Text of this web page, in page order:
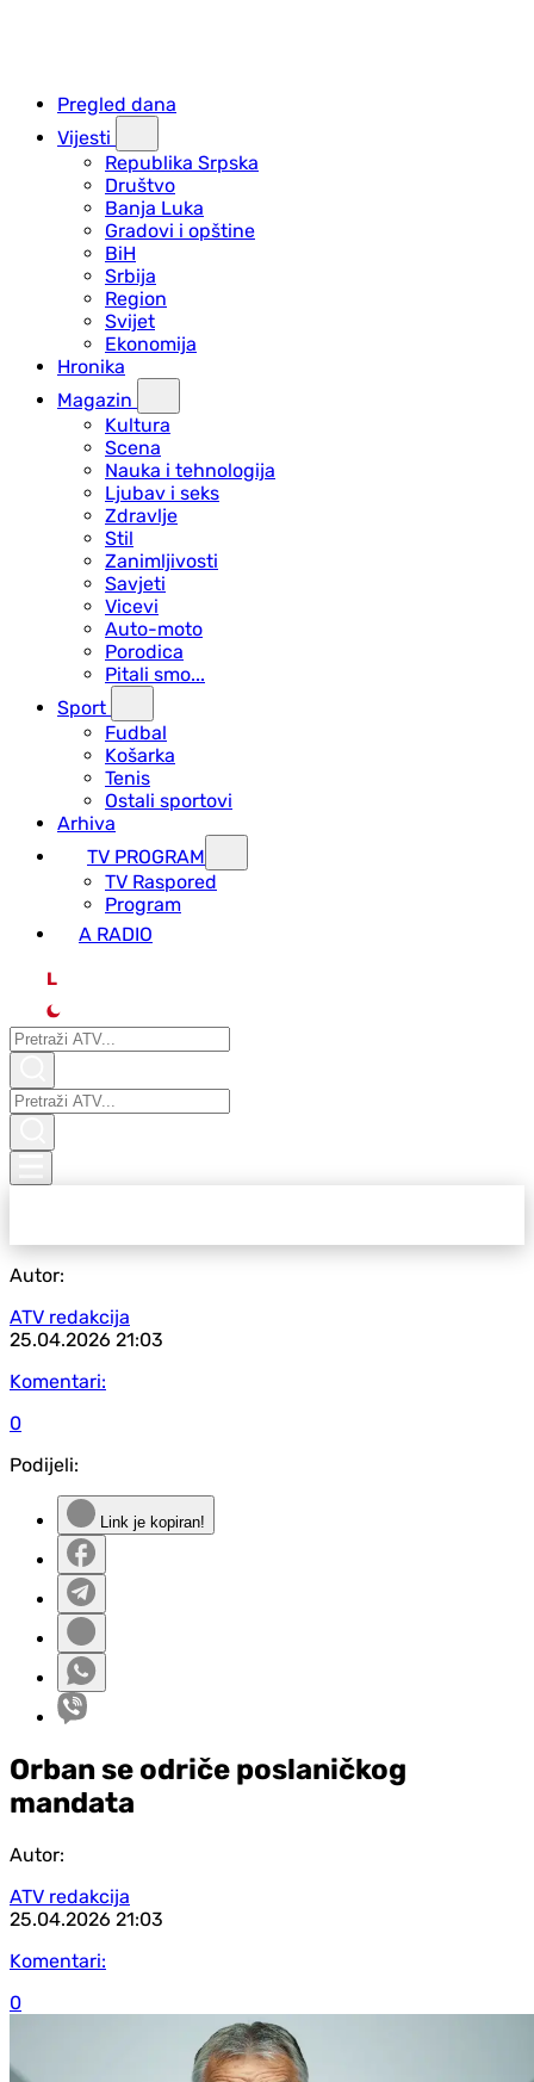
Pregled dana
Vijesti
Republika Srpska
Društvo
Banja Luka
Gradovi i opštine
BiH
Srbija
Region
Svijet
Ekonomija
Hronika
Magazin
Kultura
Scena
Nauka i tehnologija
Ljubav i seks
Zdravlje
Stil
Zanimljivosti
Savjeti
Vicevi
Auto-moto
Porodica
Pitali smo...
Sport
Fudbal
Košarka
Tenis
Ostali sportovi
Arhiva
TV PROGRAM
ТV Raspored
Program
A RADIO
L
Autor:
ATV redakcija
25.04.2026 21:03
Komentari:
0
Podijeli:
Link je kopiran!
Orban se odriče poslaničkog
mandata
Autor:
ATV redakcija
25.04.2026 21:03
Komentari:
0